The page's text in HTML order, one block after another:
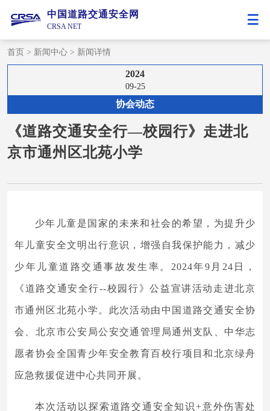
中国道路交通安全网
CRSA NET
首页 > 新闻中心 > 新闻详情
2024
09-25
协会动态
《道路交通安全行—校园行》走进北
京市通州区北苑小学
少年儿童是国家的未来和社会的希望，为提升少
年儿童安全文明出行意识，增强自我保护能力，减少
少年儿童道路交通事故发生率。2024年9月24日，
《道路交通安全行--校园行》公益宣讲活动走进北京
市通州区北苑小学。此次活动由中国道路交通安全协
会、北京市公安局公安交通管理局通州支队、中华志
愿者协会全国青少年安全教育百校行项目和北京绿舟
应急救援促进中心共同开展。
本次活动以探索道路交通安全知识+意外伤害处